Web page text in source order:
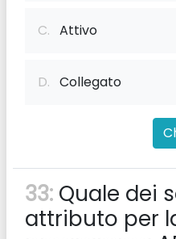
C. Attivo
D. Collegato
33: Quale dei
attributo per